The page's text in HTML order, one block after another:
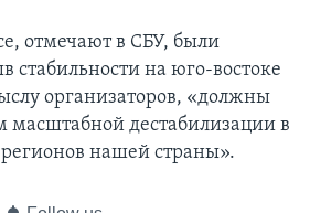
отмечают в СБУ, были
стабильности на юго-востоке
организаторов, «должны
масштабной дестабилизации в
нашей страны».